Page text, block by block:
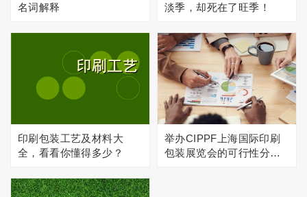
名词解释
淡季，却死在了旺季！
印刷包装工艺及材料大
全，看看你懂得多少？
举办CIPPF上海国际印刷
包装展览会的可行性分析